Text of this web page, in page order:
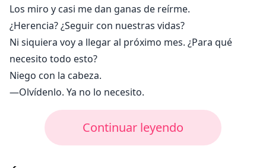
Los miro y casi me dan ganas de reírme.
¿Herencia? ¿Seguir con nuestras vidas?
Ni siquiera voy a llegar al próximo mes. ¿Para qué
necesito todo esto?
Niego con la cabeza.
—Olvídenlo. Ya no lo necesito.
Continuar leyendo